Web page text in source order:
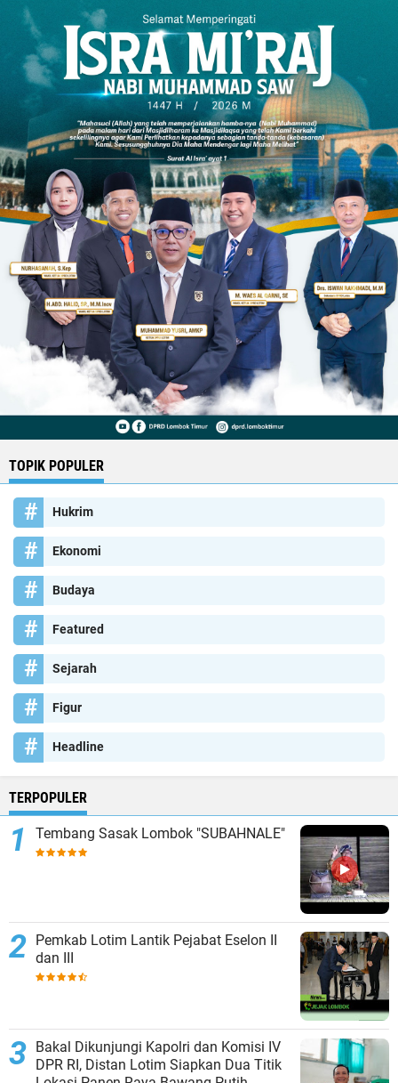
TOPIK POPULER
Hukrim
Ekonomi
Budaya
Featured
Sejarah
Figur
Headline
TERPOPULER
Tembang Sasak Lombok "SUBAHNALE"
Pemkab Lotim Lantik Pejabat Eselon II
dan III
Bakal Dikunjungi Kapolri dan Komisi IV
DPR RI, Distan Lotim Siapkan Dua Titik